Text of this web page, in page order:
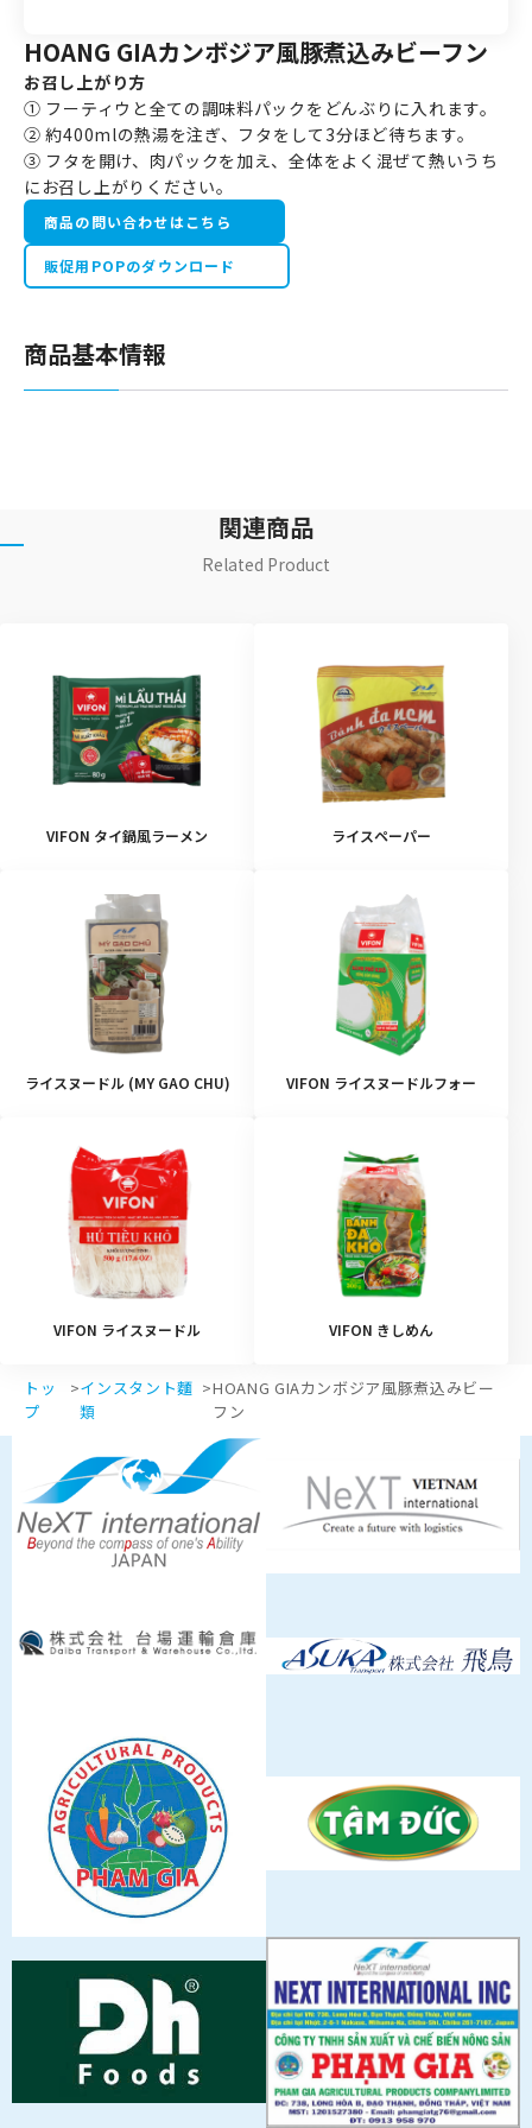
HOANG GIAカンボジア風豚煮込みビーフン
お召し上がり方
① フーティウと全ての調味料パックをどんぶりに入れます。
② 約400mlの熱湯を注ぎ、フタをして3分ほど待ちます。
③ フタを開け、肉パックを加え、全体をよく混ぜて熱いうち
にお召し上がりください。
商品の問い合わせはこちら
販促用POPのダウンロード
商品基本情報
関連商品
Related Product
VIFON タイ鍋風ラーメン ライスペーパー
ライスヌードル (MY GAO CHU) VIFON ライスヌードルフォー
VIFON ライスヌードル VIFON きしめん
トッ
プ
>インスタント麵
類
>HOANG GIAカンボジア風豚煮込みビー
フン